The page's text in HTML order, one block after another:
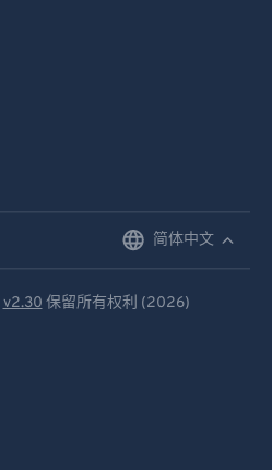
简体中文
v2.30 保留所有权利 (2026)